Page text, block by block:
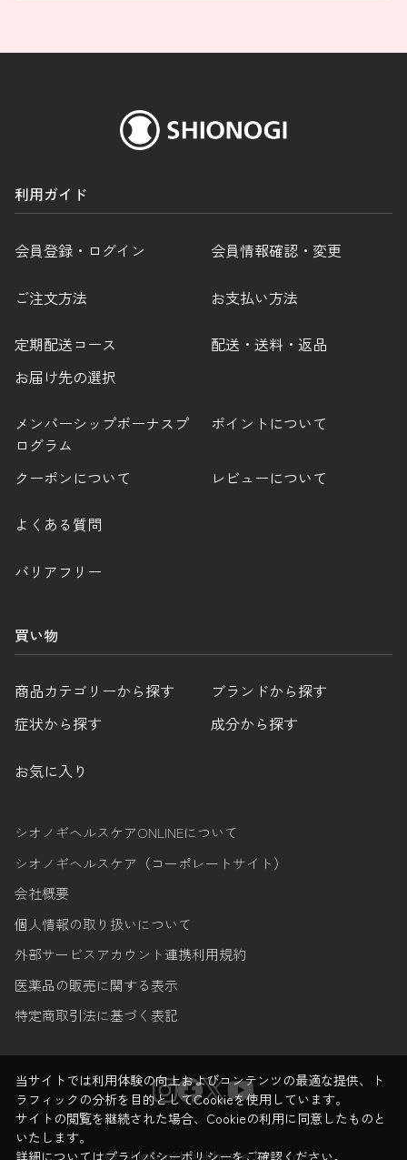
利用ガイド
会員登録・ログイン 会員情報確認・変更
ご注文方法 お支払い方法
定期配送コース
配送・送料・返品
お届け先の選択
メンバーシップボーナスプ
ログラム
ポイントについて
クーポンについて レビューについて
よくある質問
バリアフリー
買い物
商品カテゴリーから探す
ブランドから探す
症状から探す
成分から探す
お気に入り
シオノギヘルスケアONLINEについて
シオノギヘルスケア（コーポレートサイト）
会社概要
個人情報の取り扱いについて
外部サービスアカウント連携利用規約
医薬品の販売に関する表示
特定商取引法に基づく表記
当サイトでは利用体験の向上およびコンテンツの最適な提供、ト
ラフィックの分析を目的としてCookieを使用しています。
サイトの閲覧を継続された場合、Cookieの利用に同意したものと
いたします。